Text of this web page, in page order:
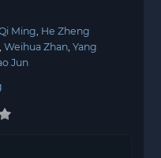
Ming He Zheng
Weihua Zhan Yang
Jun